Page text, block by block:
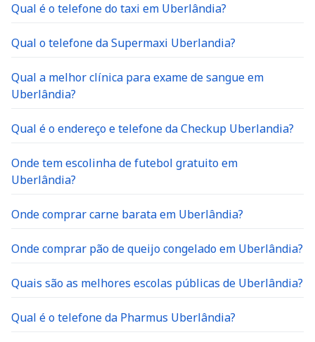
Qual é o telefone do taxi em Uberlândia?
Qual o telefone da Supermaxi Uberlandia?
Qual a melhor clínica para exame de sangue em
Uberlândia?
Qual é o endereço e telefone da Checkup Uberlandia?
Onde tem escolinha de futebol gratuito em
Uberlândia?
Onde comprar carne barata em Uberlândia?
Onde comprar pão de queijo congelado em Uberlândia?
Quais são as melhores escolas públicas de Uberlândia?
Qual é o telefone da Pharmus Uberlândia?